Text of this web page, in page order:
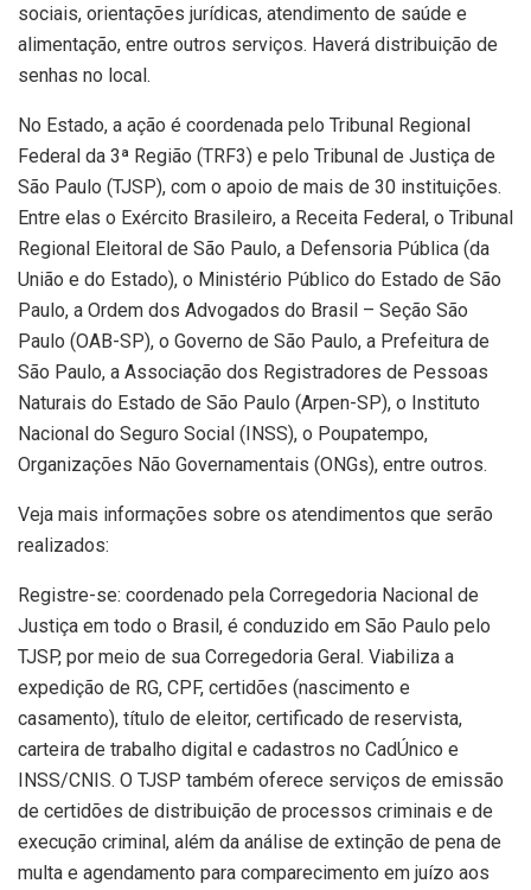
sociais, orientações jurídicas, atendimento de saúde e
alimentação, entre outros serviços. Haverá distribuição de
senhas no local.
No Estado, a ação é coordenada pelo Tribunal Regional
Federal da 3ª Região (TRF3) e pelo Tribunal de Justiça de
São Paulo (TJSP), com o apoio de mais de 30 instituições.
Entre elas o Exército Brasileiro, a Receita Federal, o Tribunal
Regional Eleitoral de São Paulo, a Defensoria Pública (da
União e do Estado), o Ministério Público do Estado de São
Paulo, a Ordem dos Advogados do Brasil – Seção São
Paulo (OAB-SP), o Governo de São Paulo, a Prefeitura de
São Paulo, a Associação dos Registradores de Pessoas
Naturais do Estado de São Paulo (Arpen-SP), o Instituto
Nacional do Seguro Social (INSS), o Poupatempo,
Organizações Não Governamentais (ONGs), entre outros.
Veja mais informações sobre os atendimentos que serão
realizados:
Registre-se: coordenado pela Corregedoria Nacional de
Justiça em todo o Brasil, é conduzido em São Paulo pelo
TJSP, por meio de sua Corregedoria Geral. Viabiliza a
expedição de RG, CPF, certidões (nascimento e
casamento), título de eleitor, certificado de reservista,
carteira de trabalho digital e cadastros no CadÚnico e
INSS/CNIS. O TJSP também oferece serviços de emissão
de certidões de distribuição de processos criminais e de
execução criminal, além da análise de extinção de pena de
multa e agendamento para comparecimento em juízo aos